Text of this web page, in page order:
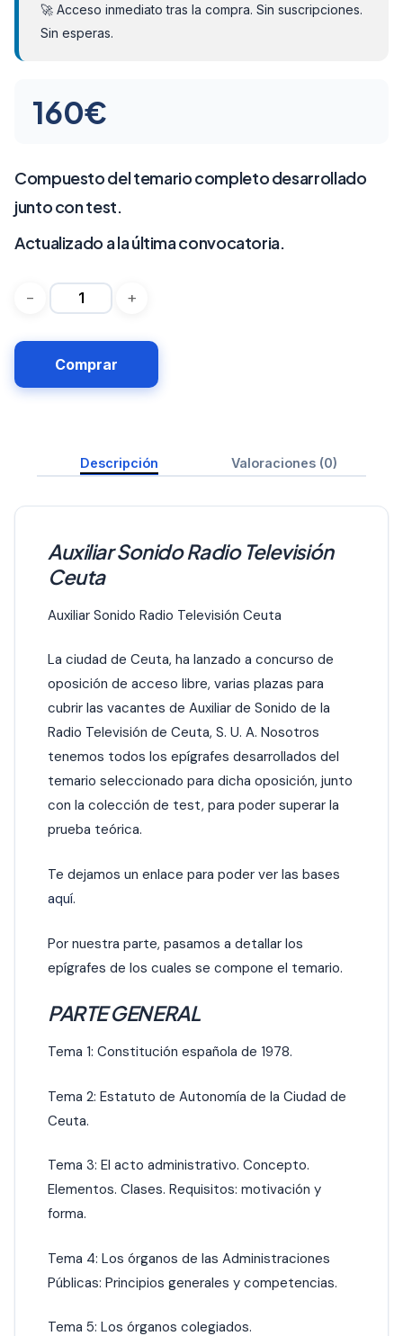
🚀 Acceso inmediato tras la compra. Sin suscripciones.
Sin esperas.
160€
Compuesto del temario completo desarrollado
junto con test.
Actualizado a la última convocatoria.
Comprar
Descripción Valoraciones (0)
Auxiliar Sonido Radio Televisión
Ceuta
Auxiliar Sonido Radio Televisión Ceuta
La ciudad de Ceuta, ha lanzado a concurso de
oposición de acceso libre, varias plazas para
cubrir las vacantes de Auxiliar de Sonido de la
Radio Televisión de Ceuta, S. U. A. Nosotros
tenemos todos los epígrafes desarrollados del
temario seleccionado para dicha oposición, junto
con la colección de test, para poder superar la
prueba teórica.
Te dejamos un enlace para poder ver las bases
aquí.
Por nuestra parte, pasamos a detallar los
epígrafes de los cuales se compone el temario.
PARTE GENERAL
Tema 1: Constitución española de 1978.
Tema 2: Estatuto de Autonomía de la Ciudad de
Ceuta.
Tema 3: El acto administrativo. Concepto.
Elementos. Clases. Requisitos: motivación y
forma.
Tema 4: Los órganos de las Administraciones
Públicas: Principios generales y competencias.
Tema 5: Los órganos colegiados.